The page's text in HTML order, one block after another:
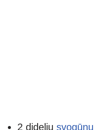
2 didelių svogūnų